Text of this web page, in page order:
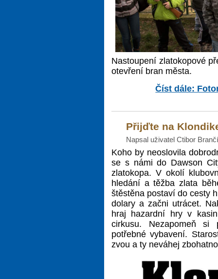
Nastoupení zlatokopové
otevření bran města.
Číst dále:
Přijďte na
Napsal uživatel Ctibor
Koho by neoslovila
se s námi do Dawson
zlatokopa. V okolí
hledání a těžba zlata
štěstěna postaví do cesty
dolary a začni utrácet.
hraj hazardní hry v
cirkusu. Nezapomeň si
potřebné vybavení.
zvou a ty neváhej